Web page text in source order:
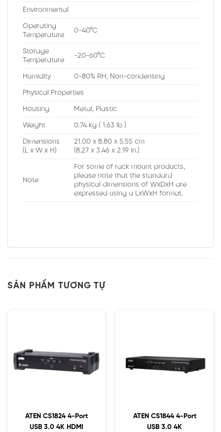
Environmental
Operating
Temperature
0-40°C
Storage
Temperature
-20-60°C
Humidity 0-80% RH, Non-condensing
Physical Properties
Housing Metal, Plastic
Weight 0.74 kg ( 1.63 lb )
Dimensions
(L x W x H)
21.00 x 8.80 x 5.55 cm
(8.27 x 3.46 x 2.19 in.)
Note
For some of rack mount products,
please note that the standard
physical dimensions of WxDxH are
expressed using a LxWxH format.
SẢN PHẨM TƯƠNG TỰ
ATEN CS1824 4-Port
USB 3.0 4K HDMI
ATEN CS1844 4-Port
USB 3.0 4K